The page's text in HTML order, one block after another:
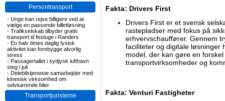
Persontransport
- Unge kan rejse billigere ved at
vælge en passende billetløsning
- Trafikselskab tilbyder gratis
transport til festuge i Randers
- En halv times daglig fysisk
aktivitet kan forebygge alvorlig
stress
- Passagertallet i sydjysk lufthavn
steg i juli
- Delebilstjeneste samarbejder med
kinesisk virksomhed om
selvkørende biler
Transportjuristerne
Fakta: Drivers First
Drivers First er et svensk
rastepladser med fokus på
erhvervschauffører. Gennem
faciliteter og digitale løsninger
model, der kan gøre en
transportvirksomheder og
Fakta: Venturi Fastigheter